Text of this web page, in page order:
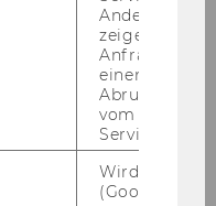
Andere
zeigen Opt-
Anfrage im
einen Fehler
Abrufen
vom AMP
Service an.
Wird von
(Google Tag